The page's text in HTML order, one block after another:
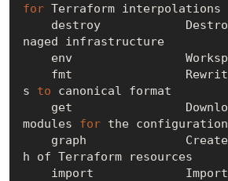
for Terraform interpolations
naged infrastructure
s to canonical format
modules for the configuration
h of Terraform resources